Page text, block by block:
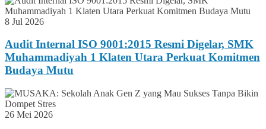
8 Jul 2026
Audit Internal ISO 9001:2015 Resmi Digelar, SMK
Muhammadiyah 1 Klaten Utara Perkuat Komitmen
Budaya Mutu
26 Mei 2026